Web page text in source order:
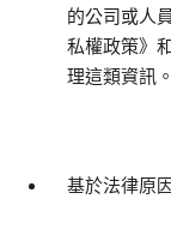
的公司或人
私權政策》
理這類資訊。
基於法律原因